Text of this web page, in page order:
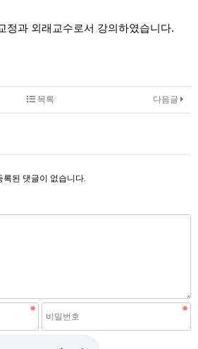
정과 외래교수로서 강의하였습니다.
다음글
목록
록된 댓글이 없습니다.